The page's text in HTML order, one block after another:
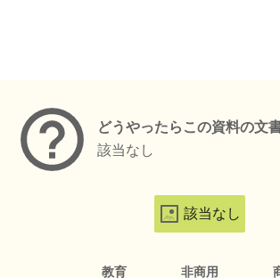
どうやったらこの資料の文
該当なし
該当なし
教育 非商用